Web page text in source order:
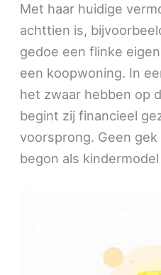
Met haar huidige
achttien is,
gedoe een flinke
een koopwoning. In
het zwaar hebben op
begint zij financieel
voorsprong. Geen
begon als